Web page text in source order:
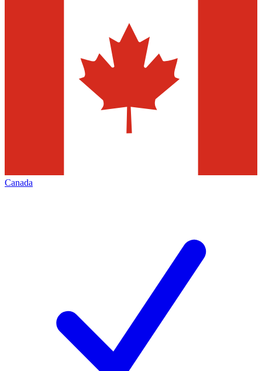
Canada